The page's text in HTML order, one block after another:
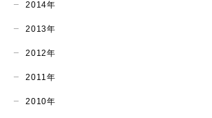
2014年
2013年
2012年
2011年
2010年